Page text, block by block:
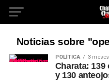
Noticias sobre
POLÍTICA 3
Charata:
y 130